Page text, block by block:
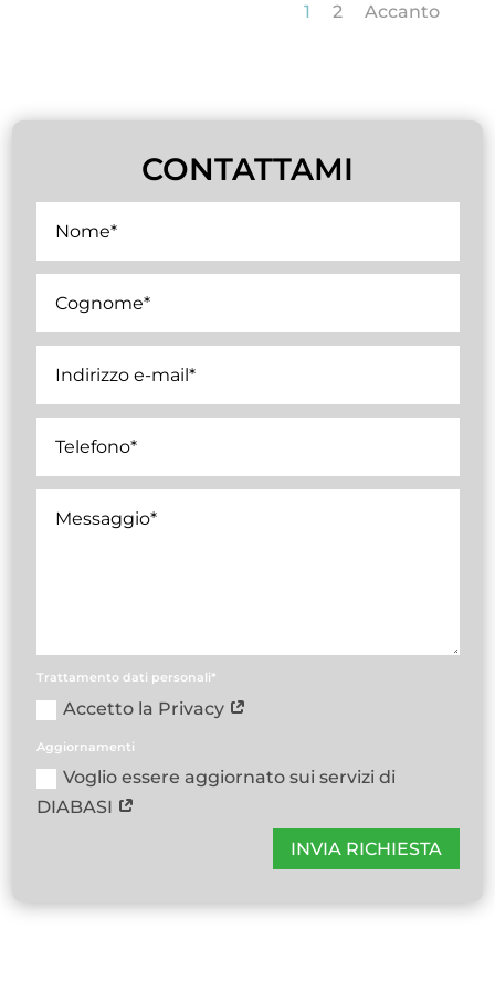
1 2 Accanto
CONTATTAMI
Trattamento dati personali*
Accetto la Privacy
Aggiornamenti
Voglio essere aggiornato sui servizi di
DIABASI
INVIA RICHIESTA